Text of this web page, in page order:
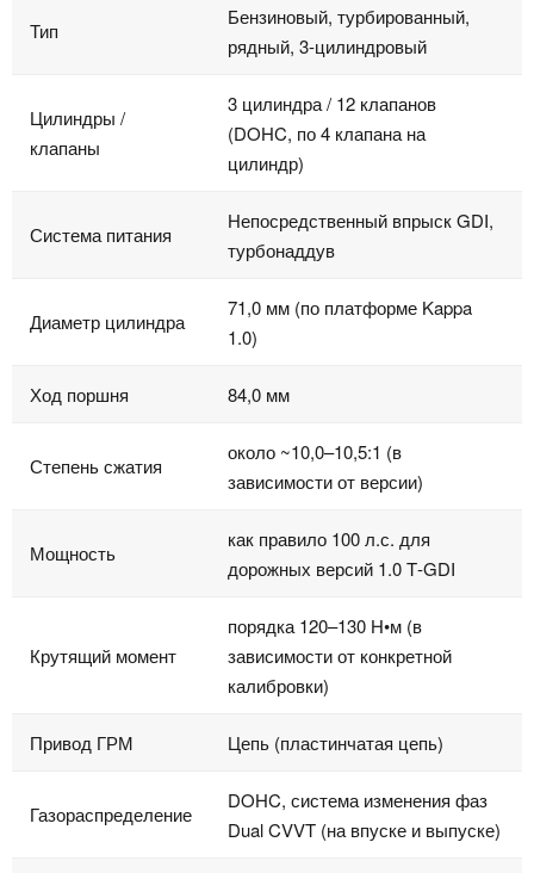
Тип
Бензиновый, турбированный,
рядный, 3‑цилиндровый
Цилиндры /
клапаны
3 цилиндра / 12 клапанов
(DOHC, по 4 клапана на
цилиндр)
Система питания
Непосредственный впрыск GDI,
турбонаддув
Диаметр цилиндра
71,0 мм (по платформе Kappa
1.0)
Ход поршня 84,0 мм
Степень сжатия
около ~10,0–10,5:1 (в
зависимости от версии)
Мощность
как правило 100 л.с. для
дорожных версий 1.0 T‑GDI
Крутящий момент
порядка 120–130 Н•м (в
зависимости от конкретной
калибровки)
Привод ГРМ Цепь (пластинчатая цепь)
Газораспределение
DOHC, система изменения фаз
Dual CVVT (на впуске и выпуске)